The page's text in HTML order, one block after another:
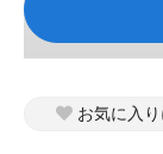
お気に入り